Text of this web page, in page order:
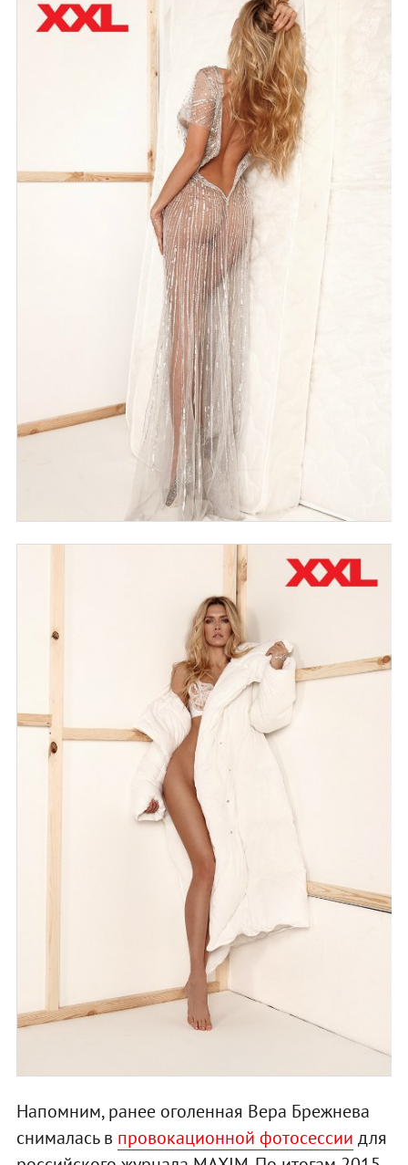
Напомним, ранее оголенная Вера Брежнева
снималась в провокационной фотосессии для